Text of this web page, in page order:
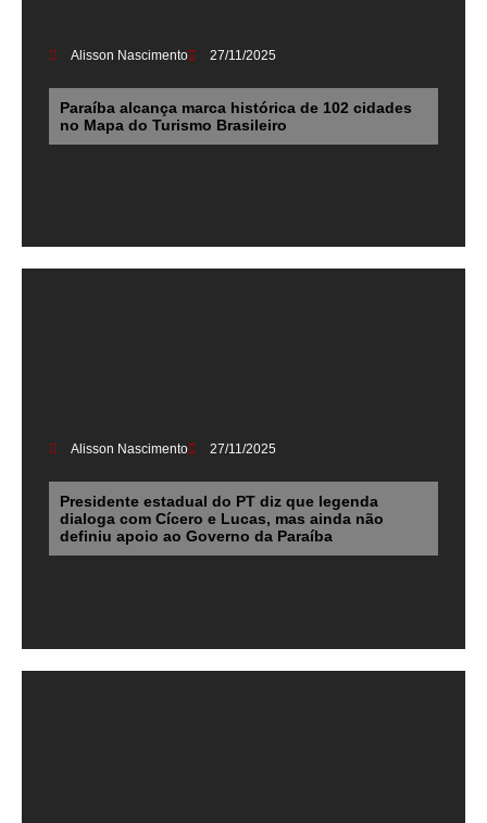
Alisson Nascimento 27/11/2025
Paraíba alcança marca histórica de 102 cidades
no Mapa do Turismo Brasileiro
Alisson Nascimento 27/11/2025
Presidente estadual do PT diz que legenda
dialoga com Cícero e Lucas, mas ainda não
definiu apoio ao Governo da Paraíba